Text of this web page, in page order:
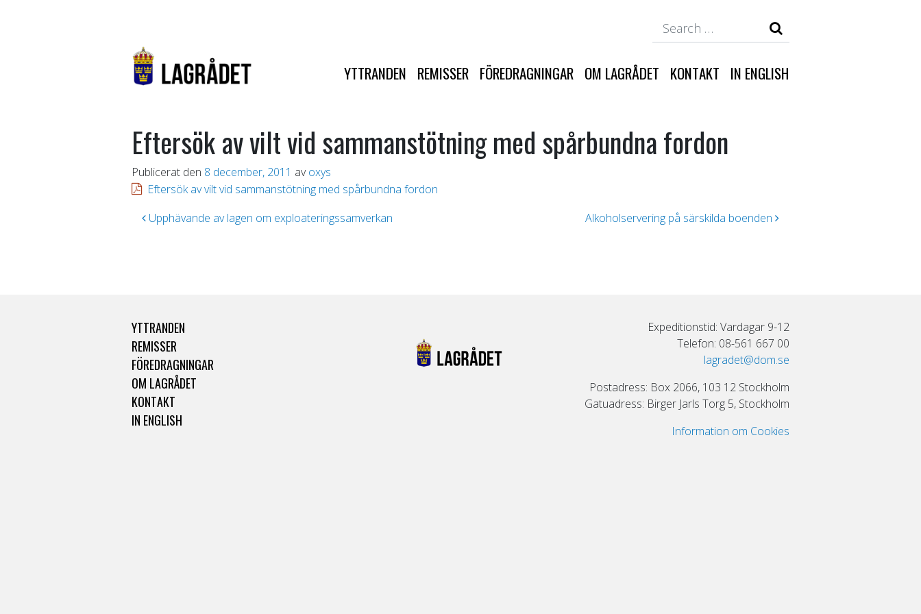
YTTRANDEN REMISSER FÖREDRAGNINGAR OM LAGRÅDET KONTAKT IN ENGLISH
Eftersök av vilt vid sammanstötning med spårbundna fordon
Publicerat den 8 december, 2011 av oxys
Eftersök av vilt vid sammanstötning med spårbundna fordon
Inläggsnavigering
Upphävande av lagen om exploateringssamverkan Alkoholservering på särskilda boenden
YTTRANDEN
REMISSER
FÖREDRAGNINGAR
OM LAGRÅDET
KONTAKT
IN ENGLISH
Expeditionstid: Vardagar 9-12
Telefon: 08-561 667 00
lagradet@dom.se
Postadress: Box 2066, 103 12 Stockholm
Gatuadress: Birger Jarls Torg 5, Stockholm
Information om Cookies